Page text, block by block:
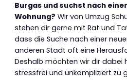
Burgas und suchst nach
Wohnung? Wir von Umzug
stehen dir gerne mit Rat und
dass die Suche nach einer
anderen Stadt oft eine
Deshalb möchten wir dir dabei
stressfrei und unkompliziert zu